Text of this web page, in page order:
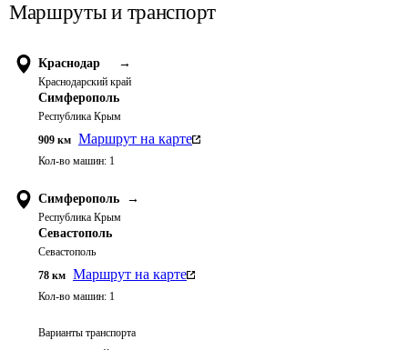
Маршруты и транспорт
Краснодар →
Краснодарский край
Симферополь
Республика Крым
909 км Маршрут на карте
Кол-во машин: 1
Симферополь →
Республика Крым
Севастополь
Севастополь
78 км Маршрут на карте
Кол-во машин: 1
Варианты транспорта